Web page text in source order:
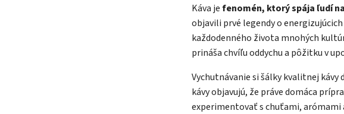
Káva jefenomén, ktorý spája ľudí
objavili prvé legendy o
každodenného života mnohých
prináša chvíľu oddychu a pôžitku v
Vychutnávanie si šálky kvalitnej
kávy objavujú, že práve domáca
experimentovať s chuťami, arómami